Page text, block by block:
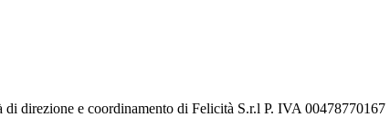
direzione e coordinamento di Felicità S.r.l P. IVA 00478770167